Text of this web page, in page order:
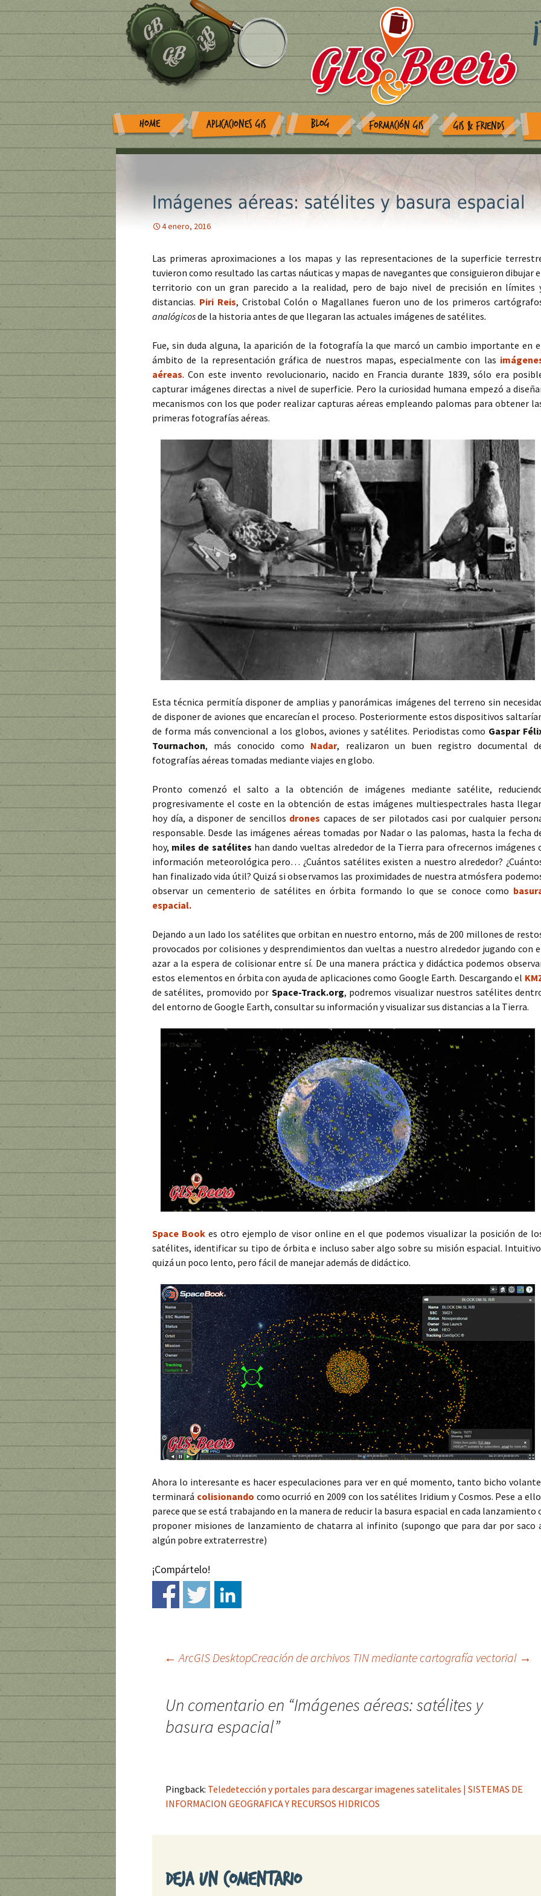
HOME APLICACIONES GIS BLOG FORMACIÓN GIS GIS & FRIENDS
Imágenes aéreas: satélites y basura espacial
4 enero, 2016
Las primeras aproximaciones a los mapas y las representaciones de la superficie
tuvieron como resultado las cartas náuticas y mapas de navegantes que consiguieron dibujar
territorio con un gran parecido a la realidad, pero de bajo nivel de precisión en límites
distancias. Piri Reis, Cristobal Colón o Magallanes fueron uno de los primeros
analógicosde la historia antes de que llegaran las actuales imágenes de satélites.
Fue, sin duda alguna, la aparición de la fotografía la que marcó un cambio importante en
ámbito de la representación gráfica de nuestros mapas, especialmente con las
aéreas. Con este invento revolucionario, nacido en Francia durante 1839, sólo era
capturar imágenes directas a nivel de superficie. Pero la curiosidad humana empezó a
mecanismos con los que poder realizar capturas aéreas empleando palomas para obtener
primeras fotografías aéreas.
Esta técnica permitía disponer de amplias y panorámicas imágenes del terreno sin
de disponer de aviones que encarecían el proceso. Posteriormente estos dispositivos
de forma más convencional a los globos, aviones y satélites. Periodistas como Gaspar
Tournachon, más conocido como Nadar, realizaron un buen registro documental
fotografías aéreas tomadas mediante viajes en globo.
Pronto comenzó el salto a la obtención de imágenes mediante satélite,
progresivamente el coste en la obtención de estas imágenes multiespectrales hasta
hoy día, a disponer de sencillos drones capaces de ser pilotados casi por cualquier
responsable. Desde las imágenes aéreas tomadas por Nadar o las palomas, hasta la fecha
hoy, miles de satélites han dando vueltas alrededor de la Tierra para ofrecernos imágenes
información meteorológica pero… ¿Cuántos satélites existen a nuestro alrededor?
han finalizado vida útil? Quizá si observamos las proximidades de nuestra atmósfera
observar un cementerio de satélites en órbita formando lo que se conoce como
espacial.
Dejando a un lado los satélites que orbitan en nuestro entorno, más de 200 millones de
provocados por colisiones y desprendimientos dan vueltas a nuestro alrededor jugando con
azar a la espera de colisionar entre sí. De una manera práctica y didáctica podemos
estos elementos en órbita con ayuda de aplicaciones como Google Earth. Descargando el
de satélites, promovido por Space-Track.org, podremos visualizar nuestros satélites
del entorno de Google Earth, consultar su información y visualizar sus distancias a la Tierra.
Space Book es otro ejemplo de visor online en el que podemos visualizar la posición de
satélites, identificar su tipo de órbita e incluso saber algo sobre su misión espacial.
quizá un poco lento, pero fácil de manejar además de didáctico.
Ahora lo interesante es hacer especulaciones para ver en qué momento, tanto bicho
terminará colisionando como ocurrió en 2009 con los satélites Iridium y Cosmos. Pese a
parece que se está trabajando en la manera de reducir la basura espacial en cada lanzamiento
proponer misiones de lanzamiento de chatarra al infinito (supongo que para dar por saco
algún pobre extraterrestre)
¡Compártelo!
a
entrada
← ArcGIS DesktopCreación de archivos TIN mediante cartografía vectorial →
Un comentario en “Imágenes aéreas: satélites y
basura espacial”
Pingback: Teledetección y portales para descargar imagenes satelitales | SISTEMAS DE
INFORMACION GEOGRAFICA Y RECURSOS HIDRICOS
Deja un comentario